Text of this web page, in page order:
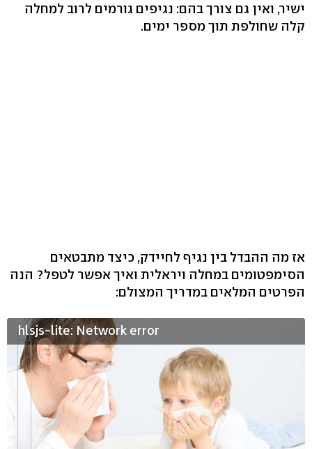
ישיר, ואין גם צורך בהם: נגיפים גורמים לרוב למחלה
קלה שחולפת תוך מספר ימים.
אז מה ההבדל בין נגיף לחיידק, כיצד מתבטאים
הסימפטומים במחלה ויראלית ואיך אפשר לטפל? הנה
הפרטים המלאים במדריך המצולם:
hlsjs-lite: Network error